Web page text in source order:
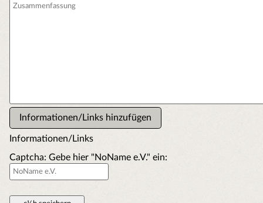
Informationen/Links hinzufügen
Informationen/Links
Captcha: Gebe hier "NoName e.V." ein: